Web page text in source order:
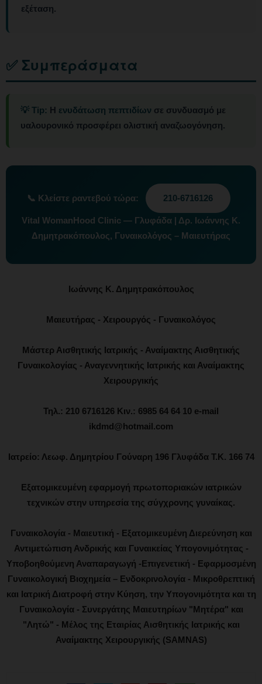
εξέταση.
✅ Συμπεράσματα
💡 Tip: Η ενυδάτωση πεπτιδίων σε συνδυασμό με
υαλουρονικό προσφέρει ολιστική αναζωογόνηση.
📞 Κλείστε ραντεβού τώρα: 210-6716126
Vital WomanHood Clinic — Γλυφάδα | Δρ. Ιωάννης Κ.
Δημητρακόπουλος, Γυναικολόγος – Μαιευτήρας
Ιωάννης Κ. Δημητρακόπουλος
Μαιευτήρας - Χειρουργός - Γυναικολόγος
Μάστερ Αισθητικής Ιατρικής - Αναίμακτης Αισθητικής
Γυναικολογίας - Αναγεννητικής Ιατρικής και Αναίμακτης
Χειρουργικής
Τηλ.: 210 6716126 Κιν.: 6985 64 64 10 e-mail
ikdmd@hotmail.com
Ιατρείο: Λεωφ. Δημητρίου Γούναρη 196 Γλυφάδα Τ.Κ. 166 74
Εξατομικευμένη εφαρμογή πρωτοποριακών ιατρικών
τεχνικών στην υπηρεσία της σύγχρονης γυναίκας.
Γυναικολογία - Μαιευτική - Εξατομικευμένη Διερεύνηση και
Αντιμετώπιση Ανδρικής και Γυναικείας Υπογονιμότητας -
Υποβοηθούμενη Αναπαραγωγή -Επιγενετική - Εφαρμοσμένη
Γυναικολογική Βιοχημεία – Ενδοκρινολογία - Μικροθρεπτική
και Ιατρική Διατροφή στην Κύηση, την Υπογονιμότητα και τη
Γυναικολογία - Συνεργάτης Μαιευτηρίων "Μητέρα" και
"Λητώ" - Μέλος της Εταιρίας Αισθητικής Ιατρικής και
Αναίμακτης Χειρουργικής (SAMNAS)